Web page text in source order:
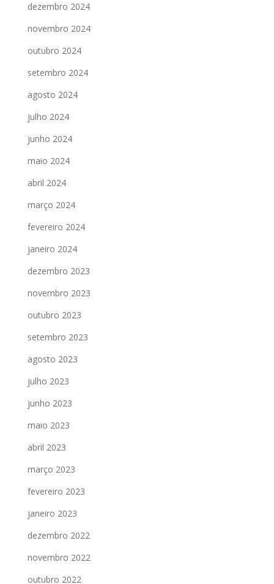
dezembro 2024
novembro 2024
outubro 2024
setembro 2024
agosto 2024
julho 2024
junho 2024
maio 2024
abril 2024
março 2024
fevereiro 2024
janeiro 2024
dezembro 2023
novembro 2023
outubro 2023
setembro 2023
agosto 2023
julho 2023
junho 2023
maio 2023
abril 2023
março 2023
fevereiro 2023
janeiro 2023
dezembro 2022
novembro 2022
outubro 2022